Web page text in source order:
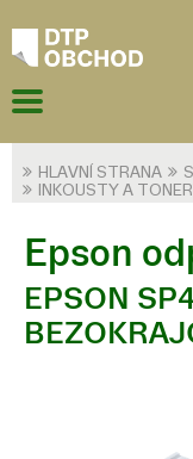
HLAVNÍ STRANA
INKOUSTY A
Epson
EPSON